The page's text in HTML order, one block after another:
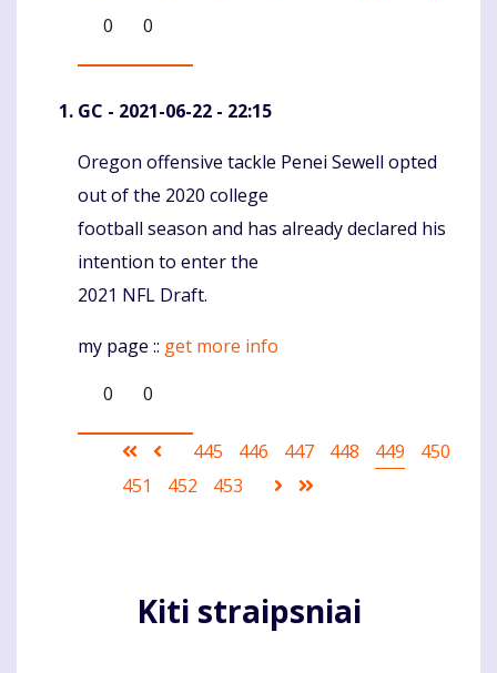
0
0
GC - 2021-06-22 - 22:15
Komentaras
Oregon offensive tackle Penei Sewell opted
out of the 2020 college
football season and has already declared his
intention to enter the
2021 NFL Draft.
my page :: get more info
0
0
Pagination
First
page
Ankstesnis
puslapis
Puslapis
445 Puslapis
446 Puslapis
447 Puslapis
448
Current
449 Puslapis
450
Puslapis
451 Puslapis
452 Puslapis
453
Sekantis
Kiti straipsniai